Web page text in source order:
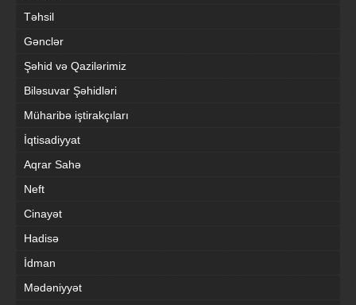
Təhsil
Gənclər
Şəhid və Qazilərimiz
Biləsuvar Şəhidləri
Müharibə iştirakçıları
İqtisadiyyat
Aqrar Sahə
Neft
Cinayət
Hadisə
İdman
Mədəniyyət